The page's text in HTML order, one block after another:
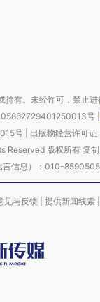
有。未经许可，禁止进
号
号| 出版物经营许可
Reserved 版权所有 复
言信息）：010-
见与反馈 提供新闻线索